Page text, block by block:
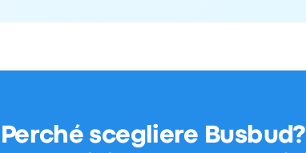
Perché scegliere Busbud?